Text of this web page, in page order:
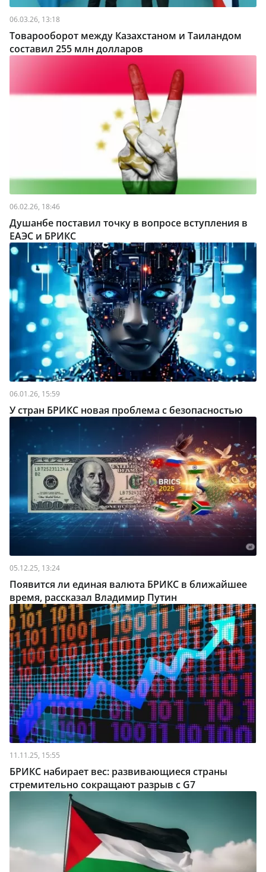
06.03.26, 13:18
Товарооборот между Казахстаном и Таиландом
составил 255 млн долларов
06.02.26, 18:46
Душанбе поставил точку в вопросе вступления в
ЕАЭС и БРИКС
06.01.26, 15:59
У стран БРИКС новая проблема с безопасностью
05.12.25, 13:24
Появится ли единая валюта БРИКС в ближайшее
время, рассказал Владимир Путин
11.11.25, 15:55
БРИКС набирает вес: развивающиеся страны
стремительно сокращают разрыв с G7